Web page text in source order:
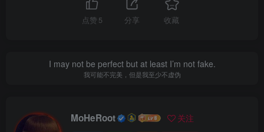
点赞 5 分享 收藏
I may not be perfect but at least I’m not fake.
我可能不完美，但是我至少不虚伪
MoHeRoot 关注